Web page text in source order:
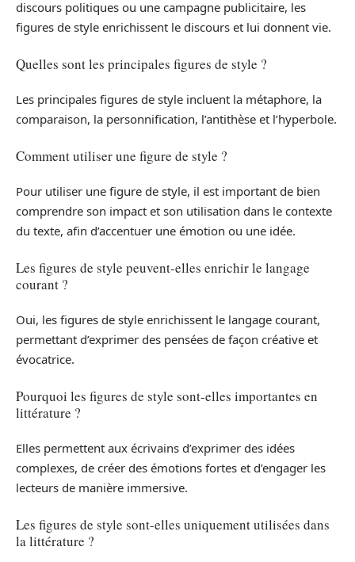
discours politiques ou une campagne publicitaire, les
figures de style enrichissent le discours et lui donnent vie.
Quelles sont les principales figures de style ?
Les principales figures de style incluent la métaphore, la
comparaison, la personnification, l’antithèse et l’hyperbole.
Comment utiliser une figure de style ?
Pour utiliser une figure de style, il est important de bien
comprendre son impact et son utilisation dans le contexte
du texte, afin d’accentuer une émotion ou une idée.
Les figures de style peuvent-elles enrichir le langage
courant ?
Oui, les figures de style enrichissent le langage courant,
permettant d’exprimer des pensées de façon créative et
évocatrice.
Pourquoi les figures de style sont-elles importantes en
littérature ?
Elles permettent aux écrivains d’exprimer des idées
complexes, de créer des émotions fortes et d’engager les
lecteurs de manière immersive.
Les figures de style sont-elles uniquement utilisées dans
la littérature ?